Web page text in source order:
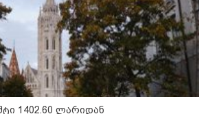
თბილისი - ბუდაპეშტი 1402.60
ლარიდან
1402.60 ლარიდან